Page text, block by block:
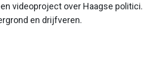
videoproject over Haagse politici.
en drijfveren.